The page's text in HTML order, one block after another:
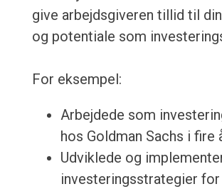
give arbejdsgiveren tillid til
og potentiale som
For eksempel:
Arbejdede som
hos Goldman Sachs i fire
Udviklede og
investeringsstrategier for